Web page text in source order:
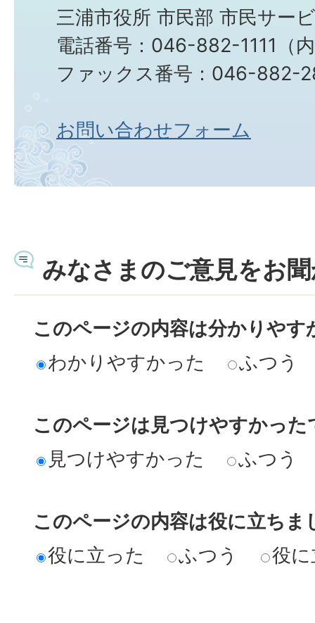
三浦市役所 市民部 市民サー
電話番号：046-882-1111（
ファックス番号：046-882-
お問い合わせフォーム
みなさまのご意見をお
このページの内容は分かりやす
わかりやすかった
ふつう
このページは見つけやすかった
見つけやすかった
ふつう
このページの内容は役に立ちま
役に立った
ふつう 役